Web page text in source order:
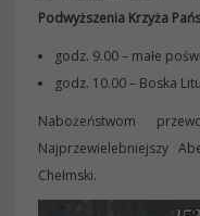
Podwyższenia Krzyża
godz. 9.00 – małe
godz. 10.00 – Boska
Nabożeństwom
Najprzewielebniejszy
Chełmski.